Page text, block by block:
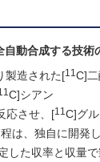
自動合成する技術
製造された[11C]
C]シアン
応させ、[11C]グ
は、独自に開発
した収率と収量